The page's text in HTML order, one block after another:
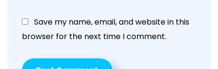
Save my name, email, and website in this
browser for the next time I comment.